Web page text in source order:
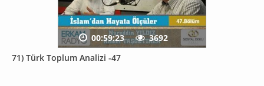
71) Türk Toplum Analizi -47
00:59:23 3692